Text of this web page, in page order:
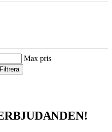
Max pris
Filtrera